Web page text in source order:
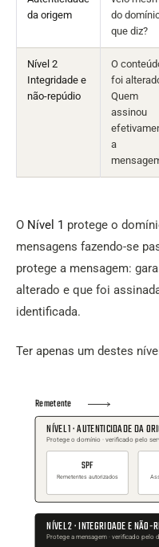
da origem
do
que diz?
Nível 2
Integridade e
não-repúdio
O
foi
Quem
assinou
a
O Nível 1 protege o
mensagens fazendo-se
protege a mensagem:
alterado e que foi
identificada.
Ter apenas um destes
Remetente
NÍVEL 1 · AUTENTICIDADE DA
Protege o domínio · verificado pelo
SPF
Remetentes autorizados
NÍVEL 2 · INTEGRIDADE E NÃO-
Protege a mensagem · verificado pelo